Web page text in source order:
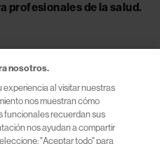
profesionales de la salud.
nosotros.
experiencia al visitar nuestras
nos muestran cómo
funcionales recuerdan sus
nos ayudan a compartir
"Aceptar todo" para